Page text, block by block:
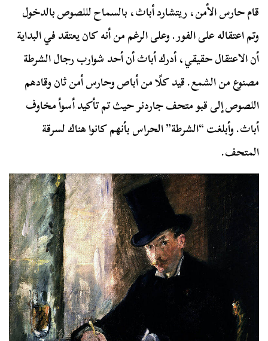
قام حارس الأمن، ريتشارد أباث، بالسماح لللصوص بالدخول
وتم اعتقاله على الفور. وعلى الرغم من أنه كان يعتقد في البداية
أن الاعتقال حقيقي، أدرك أباث أن أحد شوارب رجال الشرطة
مصنوع من الشمع. قيد كلًا من أباص وحارس أمن ثان وقادهم
اللصوص إلى قبو متحف جاردنر حيث تم تأكيد أسوأ مخاوف
أباث. وأبلغت “الشرطة” الحراس بأنهم كانوا هناك لسرقة
المتحف.